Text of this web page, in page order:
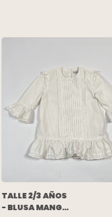
TALLE 2/3 AÑOS
- BLUSA MANGA